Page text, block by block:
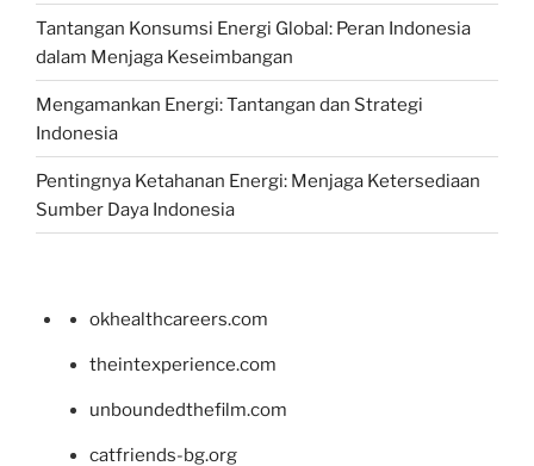
Tantangan Konsumsi Energi Global: Peran Indonesia
dalam Menjaga Keseimbangan
Mengamankan Energi: Tantangan dan Strategi
Indonesia
Pentingnya Ketahanan Energi: Menjaga Ketersediaan
Sumber Daya Indonesia
okhealthcareers.com
theintexperience.com
unboundedthefilm.com
catfriends-bg.org